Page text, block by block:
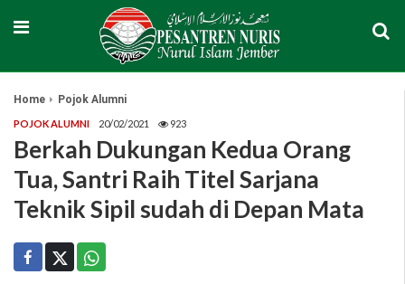
Home Pojok Alumni
POJOK ALUMNI 20/02/2021 923
Berkah Dukungan Kedua Orang
Tua, Santri Raih Titel Sarjana
Teknik Sipil sudah di Depan Mata